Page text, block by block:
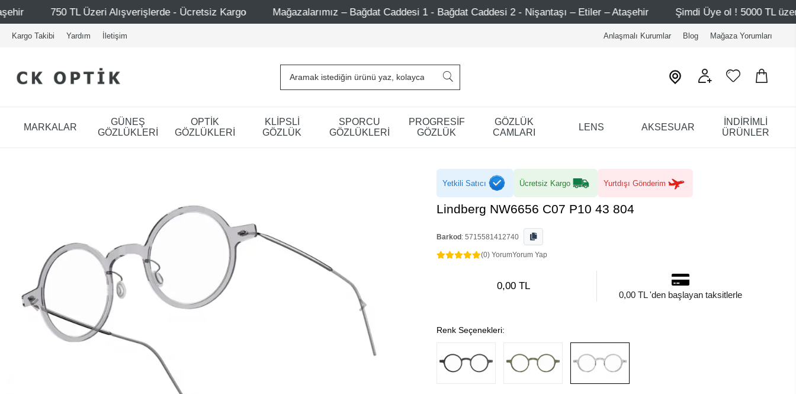
- Ücretsiz Kargo Mağazalarımız – Bağdat Caddesi 1 - Bağdat Caddesi 2 - Nişantaşı – Etiler – Ataşehir Şimdi Üye ol ! 5000 TL üzeri ilk alışverişinde 500
Kargo Takibi Yardım İletişim Anlaşmalı Kurumlar Blog Mağaza Yorumları
MARKALAR
GÜNEŞ
GÖZLÜKLERİ
OPTİK
GÖZLÜKLERİ
KLİPSLİ
GÖZLÜK
SPORCU
GÖZLÜKLERİ
PROGRESİF
GÖZLÜK
GÖZLÜK
CAMLARI
LENS AKSESUAR
İNDİRİMLİ
ÜRÜNLER
Yetkili Satıcı Ücretsiz Kargo Yurtdışı Gönderim
Lindberg NW6656 C07 P10 43 804
Barkod : 5715581412740
(0) YorumYorum Yap
0,00 TL
0,00 TL 'den başlayan taksitlerle
Renk Seçenekleri: